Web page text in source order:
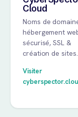
Cloud
Noms de
hébergement
sécurisé, SSL &
création de sites.
Visiter